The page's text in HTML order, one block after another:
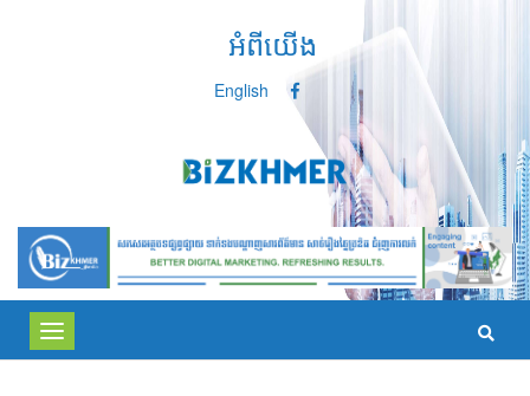
អំពីយើង
English
Toggle
navigation